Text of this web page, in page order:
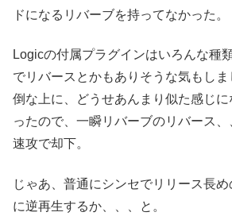
ドになるリバーブを持ってなかった。
Logicの付属プラグインはいろんな種
でリバースとかもありそうな気もし
倒な上に、どうせあんまり似た感じ
ったので、一瞬リバーブのリバース、
速攻で却下。
じゃあ、普通にシンセでリリース長
に逆再生するか、、、と。